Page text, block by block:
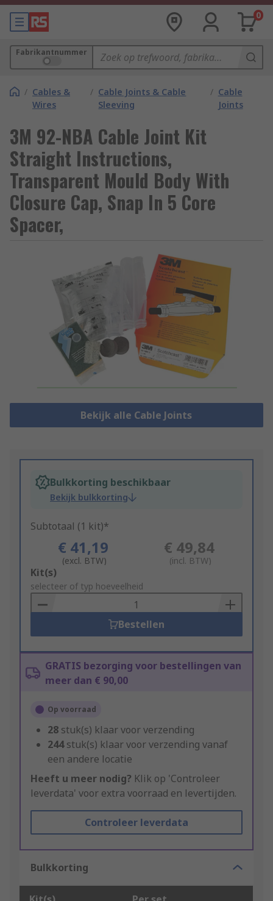
0
Fabrikantnummer
/ Cables &
Wires
/ Cable Joints & Cable
Sleeving
/ Cable
Joints
3M 92-NBA Cable Joint Kit
Straight Instructions,
Transparent Mould Body With
Closure Cap, Snap In 5 Core
Spacer,
Bekijk alle Cable Joints
Bulkkorting beschikbaar
Bekijk bulkkorting
Subtotaal (1 kit)*
€ 41,19
(excl. BTW)
€ 49,84
(incl. BTW)
Add
to
Basket
Kit(s)
selecteer of typ hoeveelheid
Bestellen
GRATIS bezorging voor bestellingen van
meer dan € 90,00
Op voorraad
28 stuk(s) klaar voor verzending
244stuk(s) klaar voor verzending vanaf
een andere locatie
Heeft u meer nodig? Klik op 'Controleer
leverdata' voor extra voorraad en levertijden.
Controleer leverdata
Bulkkorting